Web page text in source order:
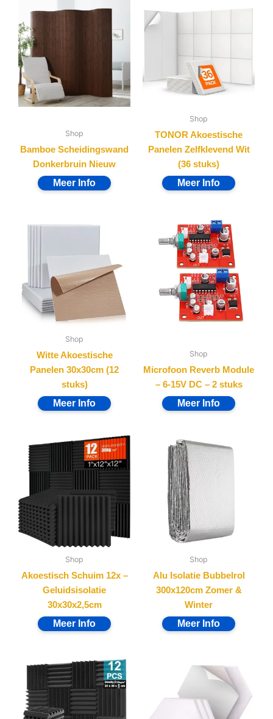
Shop
Bamboe Scheidingswand
Donkerbruin Nieuw
Shop
TONOR Akoestische
Panelen Zelfklevend Wit
(36 stuks)
Shop
Witte Akoestische
Panelen 30x30cm (12
stuks)
Shop
Microfoon Reverb Module
– 6-15V DC – 2 stuks
Shop
Akoestisch Schuim 12x –
Geluidsisolatie
30x30x2,5cm
Shop
Alu Isolatie Bubbelrol
300x120cm Zomer &
Winter